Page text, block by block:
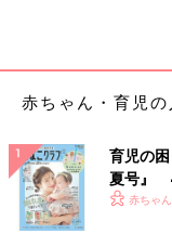
赤ちゃん・育児
育児の
夏号』
いっぱ
赤ちゃ